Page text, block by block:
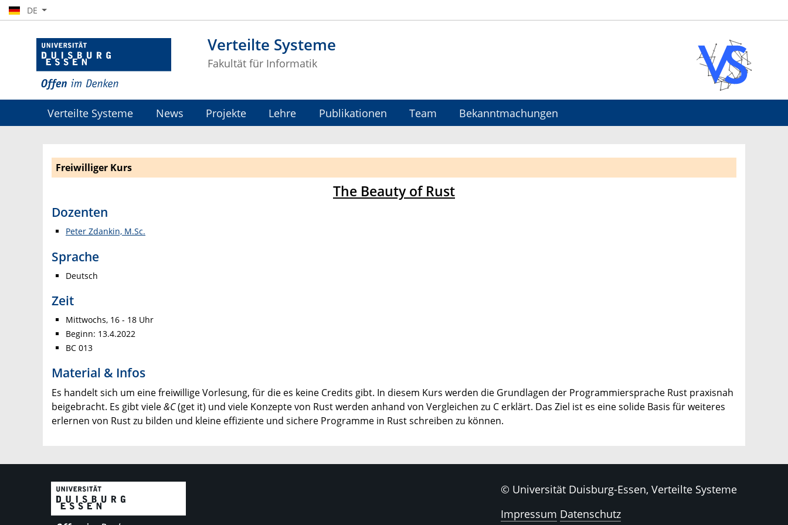
Verteilte Systeme
Fakultät für Informatik
DE
Verteilte Systeme News Projekte Lehre Publikationen Team Bekanntmachungen
Freiwilliger Kurs
The Beauty of Rust
Dozenten
Peter Zdankin, M.Sc.
Sprache
Deutsch
Zeit
Mittwochs, 16 - 18 Uhr
Beginn: 13.4.2022
BC 013
Material & Infos
Es handelt sich um eine freiwillige Vorlesung, für die es keine Credits gibt. In diesem Kurs werden die Grundlagen der Programmiersprache Rust praxisnah
beigebracht. Es gibt viele&C(get it) und viele Konzepte von Rust werden anhand von Vergleichen zu C erklärt. Das Ziel ist es eine solide Basis für weiteres
erlernen von Rust zu bilden und kleine effiziente und sichere Programme in Rust schreiben zu können.
© Universität Duisburg-Essen, Verteilte Systeme
Impressum Datenschutz